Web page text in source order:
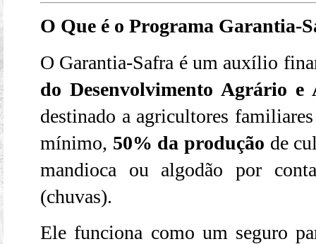
O Que é o Programa Garantia-
O Garantia-Safra é um auxílio
do Desenvolvimento Agrário
destinado a agricultores
mínimo, 50% da produção de
mandioca ou algodão por
(chuvas).
Ele funciona como um seguro